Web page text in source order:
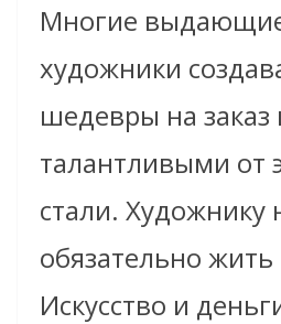
Многие
художники
шедевры на заказ
талантливыми от
стали. Художнику
обязательно
Искусство и